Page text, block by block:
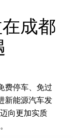
成都
费停车、免过
新能源汽车发
向更加实质